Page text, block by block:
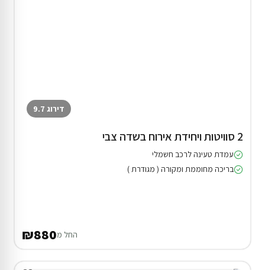
דירוג 9.7
2 סוויטות ויחידת אירוח בשדה צבי
עמדת טעינה לרכב חשמלי
בריכה מחוממת ומקורה ( מגודרת )
החל מ₪880